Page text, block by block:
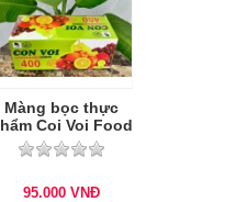
Màng bọc thực
Coi Voi Food
wrap RW910X
95.000 VNĐ